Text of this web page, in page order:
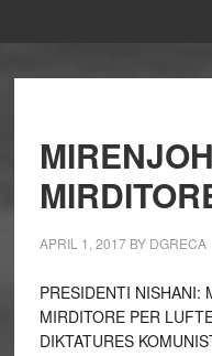
APRIL 1, 2017BY DGRECA
PRESIDENTI NISHANI:
MIRDITORE PER
DIKTATURES